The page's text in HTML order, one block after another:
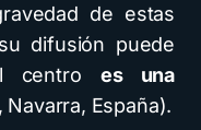
de estas
difusión puede
centro es una
Navarra, España).